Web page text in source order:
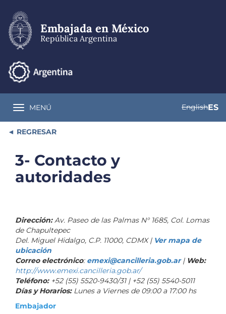
contenido
principal
Embajada en México
República Argentina
Toggle navigation
MENÚ EnglishES
REGRESAR
3- Contacto y
autoridades
Dirección:Av. Paseo de las Palmas N° 1685, Col. Lomas
de Chapultepec
Del. Miguel Hidalgo, C.P. 11000, CDMX | Ver mapa de
ubicación
Correo electrónico: emexi@cancilleria.gob.ar| Web:
http://www.emexi.cancilleria.gob.ar/
Teléfono:+52 (55) 5520-9430/31 | +52 (55) 5540-5011
Días y Horarios: Lunes a Viernes de 09:00 a 17:00 hs
Embajador